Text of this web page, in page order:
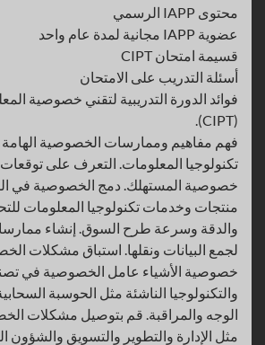
محتوى IAPP الرسمي
عضوية IAPP مجانية لمدة عام واحد
قسيمة امتحان CIPT
أسئلة التدريب على الامتحان
فوائد الدورة التدريبية لتقني خصوصية
(CIPT).
فهم مفاهيم وممارسات الخصوصية الهامة
تكنولوجيا المعلومات. التعرف على
خصوصية المستهلك. دمج الخصوصية في
منتجات وخدمات تكنولوجيا المعلومات
والدقة وسرعة طرح السوق. إنشاء
لجمع البيانات ونقلها. استباق مشكلات
خصوصية الأشياء عامل الخصوصية في
والتكنولوجيا الناشئة مثل الحوسبة
الوجه والمراقبة. قم بتوصيل مشكلات
مثل الإدارة والتطوير والتسويق والشؤون